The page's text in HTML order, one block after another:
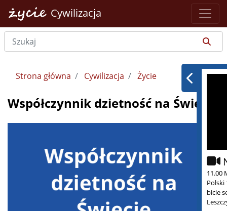
Cywilizacja
11.00
Polski
bicie
Strona główna Cywilizacja Życie
Współczynnik dzietność na Świecie